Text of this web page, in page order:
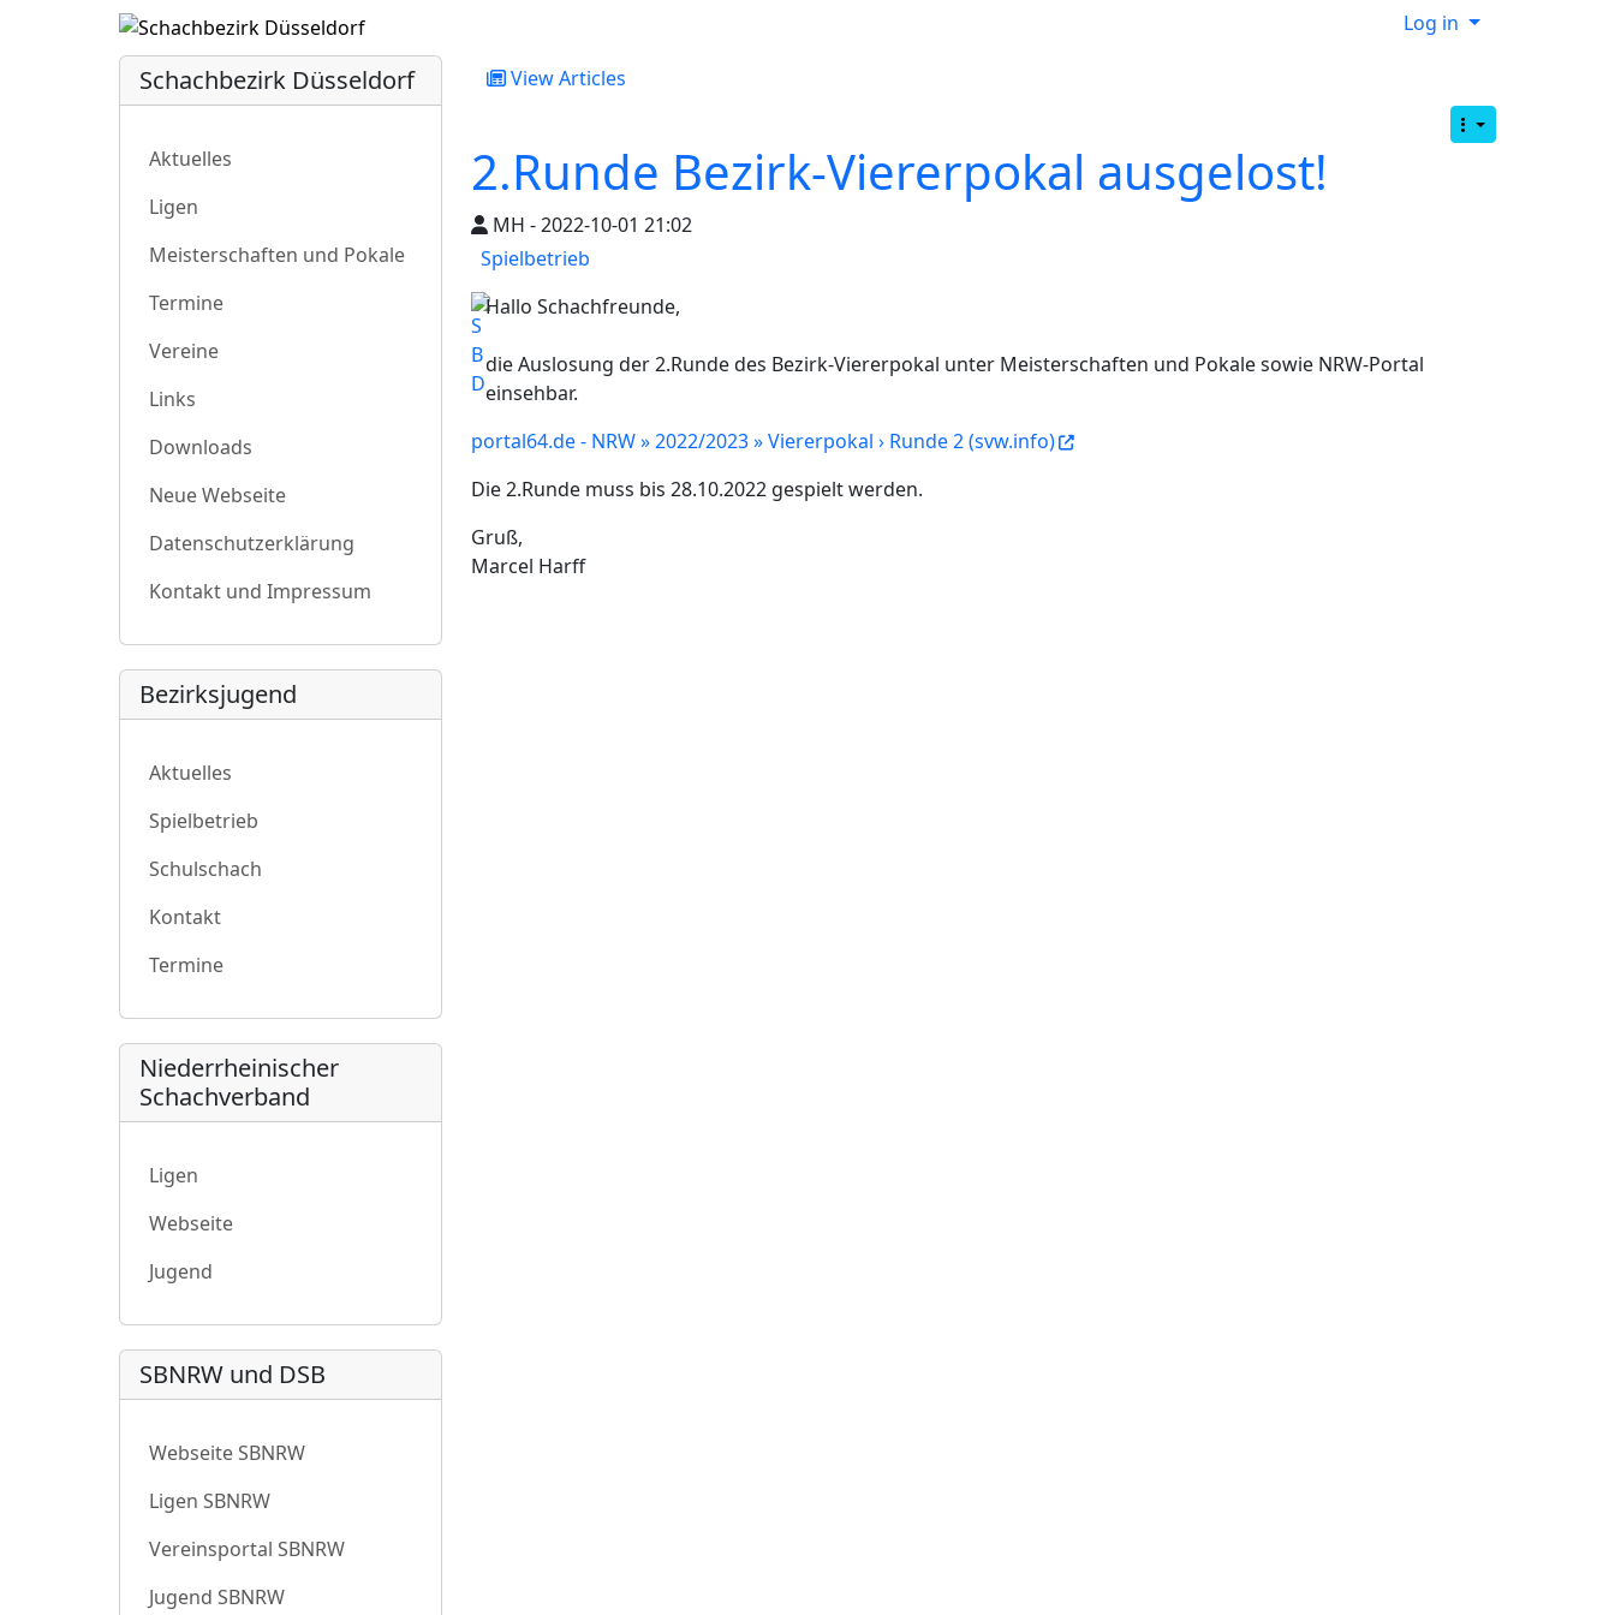
Log in
View Articles
2.Runde Bezirk-Viererpokal ausgelost!
MH - 2022-10-01 21:02
Spielbetrieb
Hallo Schachfreunde,
die Auslosung der 2.Runde des Bezirk-Viererpokal unter Meisterschaften und Pokale sowie NRW-Portal
einsehbar.
portal64.de - NRW » 2022/2023 » Viererpokal › Runde 2 (svw.info)
Die 2.Runde muss bis 28.10.2022 gespielt werden.
Gruß,
Marcel Harff
Schachbezirk Düsseldorf
Aktuelles
Ligen
Meisterschaften und Pokale
Termine
Vereine
Links
Downloads
Neue Webseite
Datenschutzerklärung
Kontakt und Impressum
Bezirksjugend
Aktuelles
Spielbetrieb
Schulschach
Kontakt
Termine
Niederrheinischer
Schachverband
Ligen
Webseite
Jugend
SBNRW und DSB
Webseite SBNRW
Ligen SBNRW
Vereinsportal SBNRW
Jugend SBNRW